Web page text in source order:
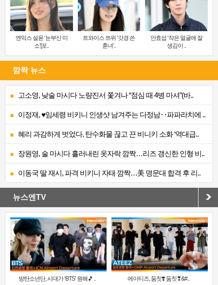
엔믹스 설윤 ‘눈부신 미
소’[포..
트와이스 쯔위 ‘갓경 쓴
훈녀’..
안효섭 ‘작은 얼굴에 잘
생김이 ..
깜짝 뉴스
고소영, 낮술 마시다 노량진서 쫓겨나 “점심 때 4병 마셔”(바..
이정재, ♥임세령 비키니 인생샷 남겨주는 다정남‥파파라치에 ..
혜리 과감하게 벗었다, 탄수화물 끊고 끈 비니키 소화 ‘역대급..
장원영, 술 마시다 흘러내린 옷자락 깜짝…리즈 갱신한 인형 비..
이동국 딸 재시, 파격 비키니 자태 깜짝…美 명문대 합격 후 리..
뉴스엔TV
방탄소년단, 시대가 ‘BTS’ 원해🎵 .. 에이티즈, 둠칫❣️ 둠칫❣&#..